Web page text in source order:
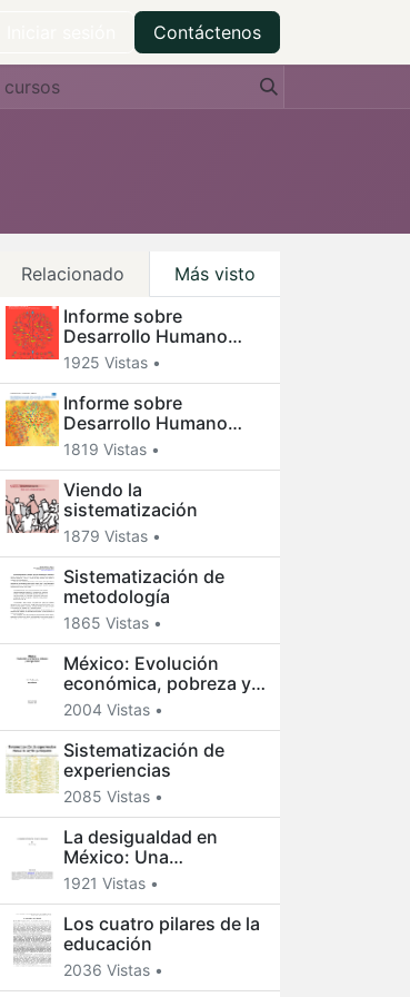
Centro de recursosContáctenos
Relacionado
Más visto
Informe sobre
Desarrollo Humano
2020
1925 Vistas •
Informe sobre
Desarrollo Humano
2019
1819 Vistas •
Viendo la
sistematización
1879 Vistas •
Sistematización de
metodología
1865 Vistas •
México: Evolución
económica, pobreza y
desigualdad
2004 Vistas •
Sistematización de
experiencias
2085 Vistas •
La desigualdad en
México: Una
perspectiva
1921 Vistas •
Los cuatro pilares de la
educación
2036 Vistas •